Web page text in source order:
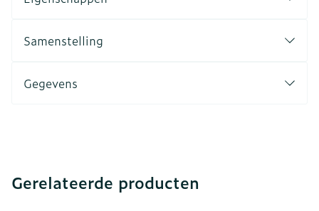
Samenstelling
Gegevens
Gerelateerde producten